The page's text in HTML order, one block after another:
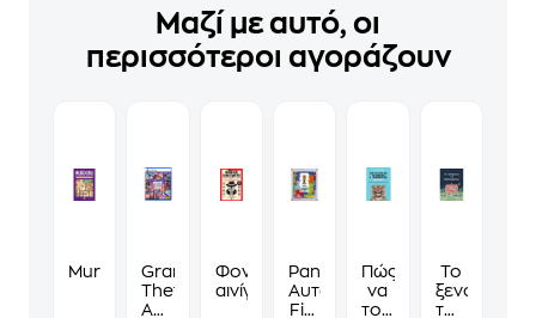
Μαζί με αυτό, οι
περισσότεροι αγοράζουν
MurdokuGrand
Theft
Auto
Φονικά
αινίγματα
Panini
Αυτοκόλλητα
Fifa
Πώς
να
τους
Το
ξενοδοχείο
των